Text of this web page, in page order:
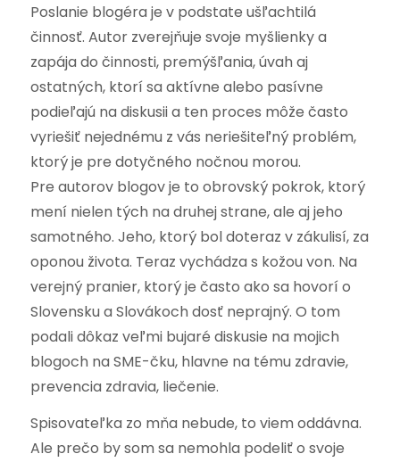
Poslanie blogéra je v podstate ušľachtilá
činnosť. Autor zverejňuje svoje myšlienky a
zapája do činnosti, premýšľania, úvah aj
ostatných, ktorí sa aktívne alebo pasívne
podieľajú na diskusii a ten proces môže často
vyriešiť nejednému z vás neriešiteľný problém,
ktorý je pre dotyčného nočnou morou.
Pre autorov blogov je to obrovský pokrok, ktorý
mení nielen tých na druhej strane, ale aj jeho
samotného. Jeho, ktorý bol doteraz v zákulisí, za
oponou života. Teraz vychádza s kožou von. Na
verejný pranier, ktorý je často ako sa hovorí o
Slovensku a Slovákoch dosť neprajný. O tom
podali dôkaz veľmi bujaré diskusie na mojich
blogoch na SME-čku, hlavne na tému zdravie,
prevencia zdravia, liečenie.
Spisovateľka zo mňa nebude, to viem oddávna.
Ale prečo by som sa nemohla podeliť o svoje